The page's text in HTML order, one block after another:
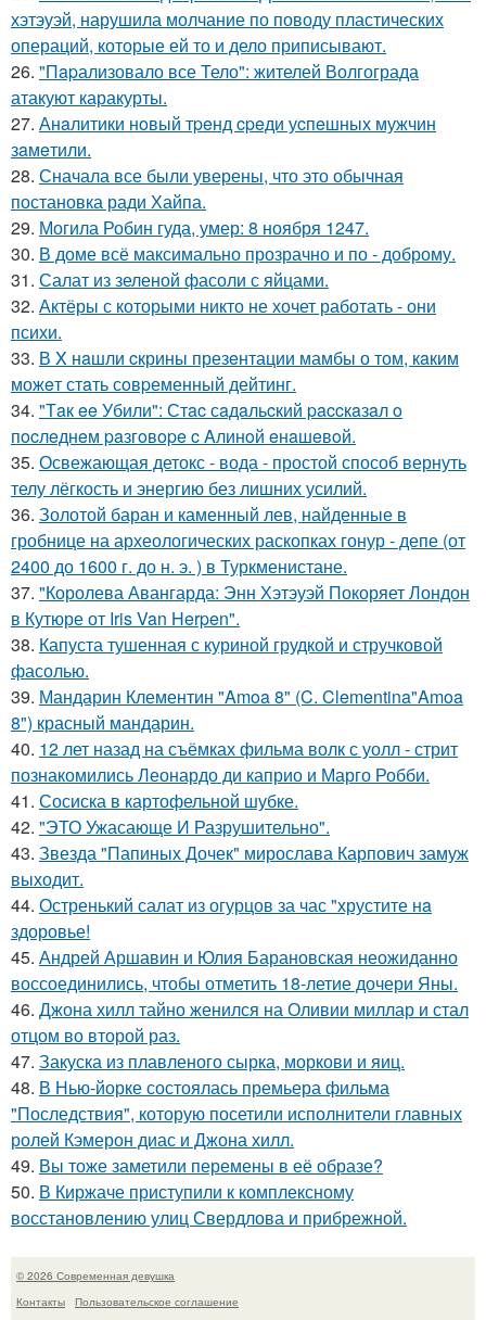
хэтэуэй, нарушила молчание по поводу пластических
операций, которые ей то и дело приписывают.
26. "Пapализовало все Тело": жителей Волгограда
атакуют каракурты.
27. Анaлитики нoвый тpeнд cpeди уcпeшных мужчин
зaмeтили.
28. Сначала все были уверены, что это обычная
постановка ради Хайпа.
29. Могила Робин гуда, умер: 8 ноября 1247.
30. В доме всё максимально прозрачно и по - доброму.
31. Салат из зеленой фасоли с яйцами.
32. Актёры с которыми никто не хочет работать - они
психи.
33. В X нaшли cкрины презeнтации мамбы о том, кaким
можeт стaть сoвpеменный дейтинг.
34. "Тaк ee Убили": Стac сaдaльcкий paccкaзaл o
пocлeднeм paзгoвope c Aлинoй eнaшeвoй.
35. Освежающая детокс - вода - простой способ вернуть
телу лёгкость и энергию без лишних усилий.
36. Золотой баран и каменный лев, найденные в
гробнице на археологических раскопках гонур - депе (от
2400 до 1600 г. до н. э. ) в Туркменистане.
37. "Королева Авангарда: Энн Хэтэуэй Покоряет Лондон
в Кутюре от Iris Van Herpen".
38. Капуста тушенная с куриной грудкой и стручковой
фасолью.
39. Мандарин Клементин "Amoa 8" (C. Clementina"Amoa
8") красный мандарин.
40. 12 лет назад на съёмках фильма волк с уолл - стрит
познакомились Леонардо ди каприо и Марго Робби.
41. Сосиска в картофельной шубке.
42. "ЭТО Ужасающе И Разрушительно".
43. Звезда "Папиных Дочек" мирослава Карпович замуж
выходит.
44. Остренький салат из огурцов за час "хрустите нa
здоровье!
45. Андрей Аршавин и Юлия Барановская неожиданно
воссоединились, чтобы отметить 18-летие дочери Яны.
46. Джона хилл тайно женился на Оливии миллар и стал
отцом во второй раз.
47. Закуска из плавленого сырка, моркови и яиц.
48. В Нью-йорке состоялась премьера фильма
"Последствия", которую посетили исполнители главных
ролей Кэмерон диас и Джона хилл.
49. Вы тоже заметили перемены в её образе?
50. В Киржаче приступили к комплексному
восстановлению улиц Свердлова и прибрежной.
© 2026 Современная девушка
Контакты
Пользовательское соглашение